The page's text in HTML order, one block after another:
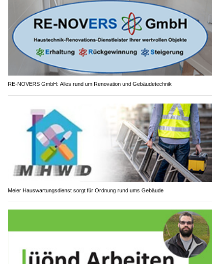
RE-NOVERS GmbH: Alles rund um Renovation und Gebäudetechnik
Meier Hauswartungsdienst sorgt für Ordnung rund ums Gebäude